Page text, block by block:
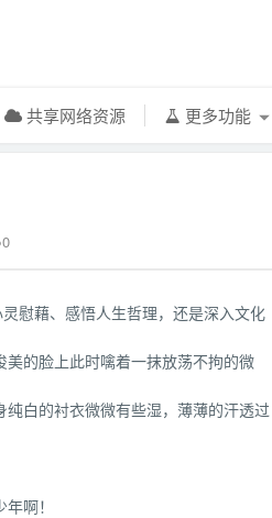
共享网络资源 更多功能
0
慰藉、感悟人生哲理，还是深入文化
的脸上此时噙着一抹放荡不拘的微
白的衬衣微微有些湿，薄薄的汗透过
啊！